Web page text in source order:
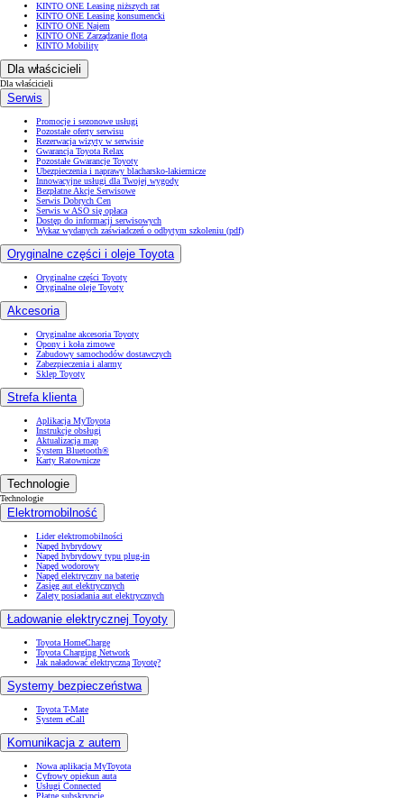
KINTO ONE Leasing niższych rat
KINTO ONE Leasing konsumencki
KINTO ONE Najem
KINTO ONE Zarządzanie flotą
KINTO Mobility
Dla właścicieli
Dla właścicieli
Serwis
Promocje i sezonowe usługi
Pozostałe oferty serwisu
Rezerwacja wizyty w serwisie
Gwarancja Toyota Relax
Pozostałe Gwarancje Toyoty
Ubezpieczenia i naprawy blacharsko-lakiernicze
Innowacyjne usługi dla Twojej wygody
Bezpłatne Akcje Serwisowe
Serwis Dobrych Cen
Serwis w ASO się opłaca
Dostęp do informacji serwisowych
Wykaz wydanych zaświadczeń o odbytym szkoleniu (pdf)
Oryginalne części i oleje Toyota
Oryginalne części Toyoty
Oryginalne oleje Toyoty
Akcesoria
Oryginalne akcesoria Toyoty
Opony i koła zimowe
Zabudowy samochodów dostawczych
Zabezpieczenia i alarmy
Sklep Toyoty
Strefa klienta
Aplikacja MyToyota
Instrukcje obsługi
Aktualizacja map
System Bluetooth®
Karty Ratownicze
Technologie
Technologie
Elektromobilność
Lider elektromobilności
Napęd hybrydowy
Napęd hybrydowy typu plug-in
Napęd wodorowy
Napęd elektryczny na baterię
Zasięg aut elektrycznych
Zalety posiadania aut elektrycznych
Ładowanie elektrycznej Toyoty
Toyota HomeCharge
Toyota Charging Network
Jak naładować elektryczną Toyotę?
Systemy bezpieczeństwa
Toyota T-Mate
System eCall
Komunikacja z autem
Nowa aplikacja MyToyota
Cyfrowy opiekun auta
Usługi Connected
Płatne subskrypcje